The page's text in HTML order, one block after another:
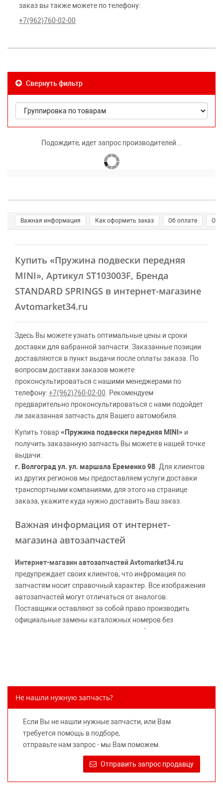
заказ вы также можете по телефону:
+7(962)760-02-00
Свернуть фильтр
Подождите, идет запрос производителей...
Важная информация Как оформить заказ Об оплате О
Купить «Пружина подвески передняя
MINI», Артикул ST103003F, Бренда
STANDARD SPRINGS в интернет-магазине
Avtomarket34.ru
Здесь Вы можете узнать оптимальные цены и сроки
доставки для вабранной запчасти. Заказанные позиции
доставляются в пункт выдачи после оплаты заказа. По
вопросам доставки заказов можете
проконсультироваться с нашими менеджерами по
телефону:+7(962)760-02-00 . Рекомендуем
предварительно проконсультироваться с нами подойдет
ли заказанная запчасть для Вашего автомобиля.
Купить товар«Пружина подвески передняя MINI» и
получить заказанную запчасть Вы можете в нашей точке
выдачи:
г. Волгоград ул. ул. маршала Еременко 98 . Для клиентов
из других регионов мы предоставляем услуги доставки
транспортными компаниями, для этого на странице
заказа, укажите куда нужно доставить Ваш заказ.
Важная информация от интернет-
магазина автозапчастей
Интернет-магазин автозапчастей Avtomarket34.ru
предупреждает своих клиентов, что инфромация по
запчастям носит справочный характер. Все изображения
автозапчастей могут отличаться от аналогов.
Поставщики оставляют за собой право производить
официальные замены каталожных номеров без
дополнительного уведомления дистрибьюторов, что
части к той или иной марке автомобиля, то есть на
предлагаемых к продаже запасных частей для
автомобилей и их производителей, не нарушает права
правообладателей указанных товарных знаков.
Требование предоставлять покупателю необходимую и
достоверную информацию о товаре, предлагаемом к
Не нашли нужную запчасть?
Если Вы не нашли нужные запчасти, или Вам
требуется помощь в подборе,
отправьте нам запрос - мы Вам поможем.
Отправить запрос продавцу